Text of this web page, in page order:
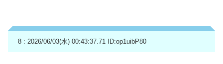
8 : 2026/06/03(水) 00:43:37.71 ID:op1uibP80